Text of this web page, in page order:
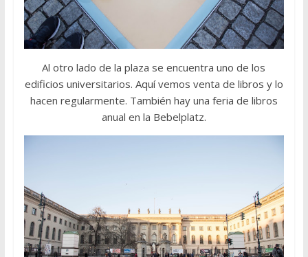
Al otro lado de la plaza se encuentra uno de los
edificios universitarios. Aquí vemos venta de libros y lo
hacen regularmente. También hay una feria de libros
anual en la Bebelplatz.